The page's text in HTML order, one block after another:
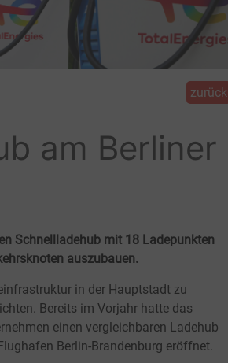
zurück
am Berliner
Schnellladehub mit 18 Ladepunkten
auszubauen.
in der Hauptstadt zu
Bereits im Vorjahr hatte das
einen vergleichbaren Ladehub
Berlin-Brandenburg eröffnet.